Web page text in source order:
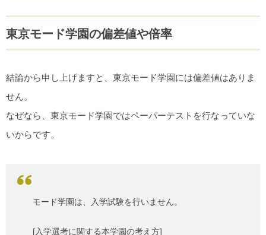
東京モード学園の偏差値や倍率
結論から申し上げますと、東京モード学園には偏差値はありま
せん。
なぜなら、東京モード学園ではペーパーテストを行なっていな
いからです。
モード学園は、入学試験を行いません。
[入学選考に関する本学園の考え方]